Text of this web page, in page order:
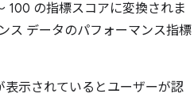
100 の指標スコアに変換されま
ス データのパフォーマンス指標
示されているとユーザーが認